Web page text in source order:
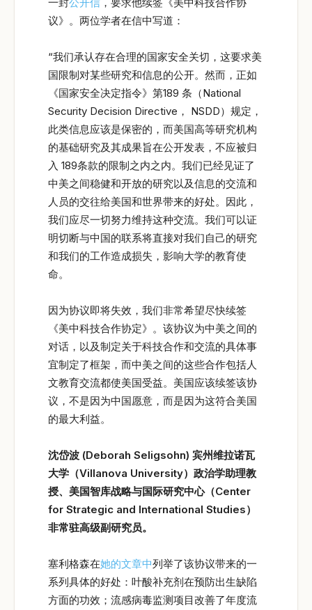
议》。两位学者在信中写道：
“我们承认存在合理的国家安全关切，这要求美
国限制对某些研究和信息的公开。然而，正如
《国家安全决定指令》第189 条（National
Security Decision Directive， NSDD）规定，
此类信息应该是保密的，而美国高等研究机构
的基础研究及其成果旨在公开发表，不应被归
入 189条款的限制之内之内。我们已经见证了
中美之间稳健和开放的研究以及信息的交流和
人员的交往给美国和世界带来的好处。因此，
我们应尽一切努力维持这种交流。我们可以证
明切断与中国的联系将直接对我们自己的研究
和我们的工作造成损失，影响大学的教育使
命。
因为协议即将失效，我们非常希望尽快续签
《美中科技合作协定》。该协议为中美之间的
对话，以及制定关于科技合作和交流的具体事
宜制定了框架，而中美之间的这些合作包括人
文教育交流都使美国受益。美国应该续签该协
议，不是因为中国愿意，而是因为这符合美国
的最大利益。
沈岱波 (Deborah Seligsohn) 宾州维拉诺瓦
大学（Villanova University）政治学助理教
授、美国智库战略与国际研究中心（Center
for Strategic and International Studies）
非常驻高级副研究员。
塞利格森在她的文章中列举了该协议带来的一
系列具体的好处：叶酸补充剂在预防出生缺陷
方面的功效；流感病毒监测项目改善了年度流